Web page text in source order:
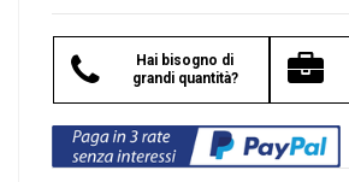
Hai bisogno di
grandi quantità?